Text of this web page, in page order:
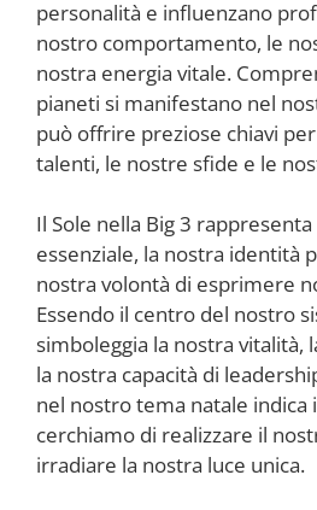
personalità e influenzano
nostro comportamento, le
nostra energia vitale.
pianeti si manifestano nel
può offrire preziose chiavi
talenti, le nostre sfide e le
Il Sole nella Big 3
essenziale, la nostra identità
nostra volontà di esprimere
Essendo il centro del nostro
simboleggia la nostra vitalità,
la nostra capacità di
nel nostro tema natale indica
cerchiamo di realizzare il
irradiare la nostra luce unica.